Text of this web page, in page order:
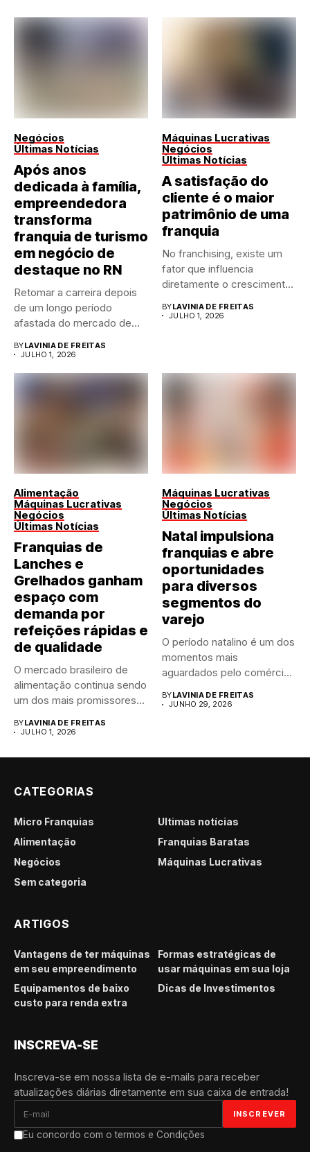
Negócios
Últimas Notícias
Após anos
dedicada à família,
empreendedora
transforma
franquia de turismo
em negócio de
destaque no RN
Retomar a carreira depois
de um longo período
afastada do mercado de...
BYLAVINIA DE FREITAS
JULHO 1, 2026
Máquinas Lucrativas
Negócios
Últimas Notícias
A satisfação do
cliente é o maior
patrimônio de uma
franquia
No franchising, existe um
fator que influencia
diretamente o crescimento
BYLAVINIA DE FREITAS
JULHO 1, 2026
Alimentação
Máquinas Lucrativas
Negócios
Últimas Notícias
Franquias de
Lanches e
Grelhados ganham
espaço com
demanda por
refeições rápidas e
de qualidade
O mercado brasileiro de
alimentação continua sendo
um dos mais promissores
BYLAVINIA DE FREITAS
JULHO 1, 2026
Máquinas Lucrativas
Negócios
Últimas Notícias
Natal impulsiona
franquias e abre
oportunidades
para diversos
segmentos do
varejo
O período natalino é um dos
momentos mais
aguardados pelo comércio
BYLAVINIA DE FREITAS
JUNHO 29, 2026
CATEGORIAS
Micro Franquias
Últimas notícias
Alimentação
Franquias Baratas
Negócios
Máquinas Lucrativas
Sem categoria
ARTIGOS
Vantagens de ter máquinas
em seu empreendimento
Formas estratégicas de
usar máquinas em sua loja
Equipamentos de baixo
custo para renda extra
Dicas de Investimentos
INSCREVA-SE
Inscreva-se em nossa lista de e-mails para receber
atualizações diárias diretamente em sua caixa de entrada!
Eu concordo com o termos e Condições